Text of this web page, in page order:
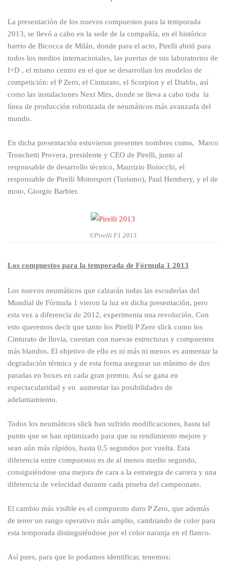
La presentación de los nuevos compuestos para la temporada
2013, se llevó a cabo en la sede de la compañía, en el histórico
barrio de Bicocca de Milán, donde para el acto, Pirelli abrió para
todos los medios internacionales, las puertas de sus laboratorios de
I+D , el mismo centro en el que se desarrollan los modelos de
competición: el P Zero, el Cinturato, el Scorpion y el Diablo, así
como las instalaciones Next Mirs, donde se lleva a cabo toda la
línea de producción robotizada de neumáticos más avanzada del
mundo.
En dicha presentación estuvieron presentes nombres como, Marco
Tronchetti Provera, presidente y CEO de Pirelli, junto al
responsable de desarrollo técnico, Maurizio Boiocchi, el
responsable de Pirelli Motorsport (Turismo), Paul Hembery, y el de
moto, Giorgio Barbier.
©Pirelli F1 2013
Los compuestos para la temporada de Fórmula 1 2013
Los nuevos neumáticos que calzarán todas las escuderías del
Mundial de Fórmula 1 vieron la luz en dicha presentación, pero
esta vez a diferencia de 2012, experimenta una revolución. Con
esto queremos decir que tanto los Pirelli P Zero slick como los
Cinturato de lluvia, cuentan con nuevas estructuras y compuestos
más blandos. El objetivo de ello es ni más ni menos es aumentar la
degradación térmica y de esta forma asegurar un mínimo de dos
paradas en boxes en cada gran premio. Así se gana en
espectacularidad y en aumentar las posibilidades de
adelantamiento.
Todos los neumáticos slick han sufrido modificaciones, hasta tal
punto que se han optimizado para que su rendimiento mejore y
sean aún más rápidos, hasta 0,5 segundos por vuelta. Esta
diferencia entre compuestos es de al menos medio segundo,
consiguiéndose una mejora de cara a la estrategia de carrera y una
diferencia de velocidad durante cada prueba del campeonato.
El cambio más visible es el compuesto duro P Zero, que además
de tener un rango operativo más amplio, cambiando de color para
esta temporada distinguiéndose por el color naranja en el flanco.
Así pues, para que lo podamos identificar, tenemos: